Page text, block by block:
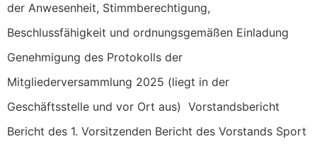
der Anwesenheit, Stimmberechtigung,
Beschlussfähigkeit und ordnungsgemäßen Einladung
Genehmigung des Protokolls der
Mitgliederversammlung 2025 (liegt in der
Geschäftsstelle und vor Ort aus) Vorstandsbericht
Bericht des 1. Vorsitzenden Bericht des Vorstands Sport